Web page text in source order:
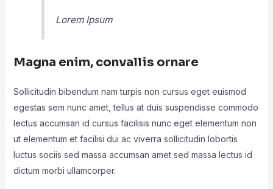
Lorem Ipsum
Magna enim, convallis ornare
Sollicitudin bibendum nam turpis non cursus eget euismod
egestas sem nunc amet, tellus at duis suspendisse commodo
lectus accumsan id cursus facilisis nunc eget elementum non
ut elementum et facilisi dui ac viverra sollicitudin lobortis
luctus sociis sed massa accumsan amet sed massa lectus id
dictum morbi ullamcorper.